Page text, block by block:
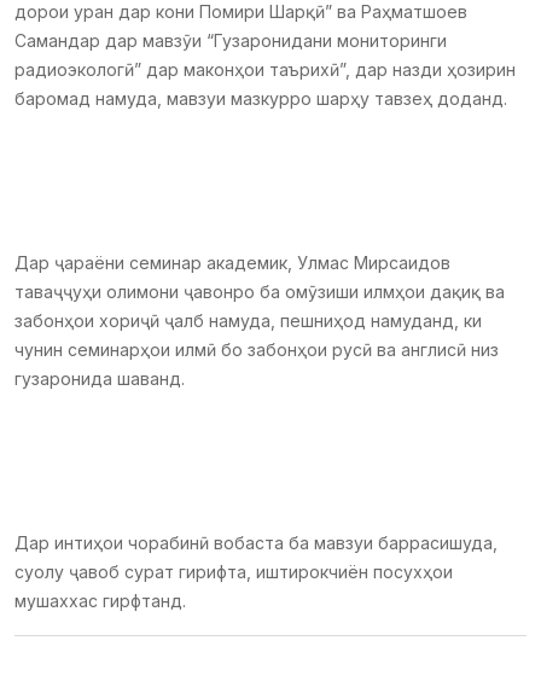
дорои уран дар кони Помири Шарқӣ” ва Раҳматшоев
Самандар дар мавзӯи “Гузаронидани мониторинги
радиоэкологӣ” дар маконҳои таърихӣ”, дар назди ҳозирин
баромад намуда, мавзуи мазкурро шарҳу тавзеҳ доданд.
Дар ҷараёни семинар академик, Улмас Мирсаидов
таваҷҷуҳи олимони ҷавонро ба омӯзиши илмҳои дақиқ ва
забонҳои хориҷӣ ҷалб намуда, пешниҳод намуданд, ки
чунин семинарҳои илмӣ бо забонҳои русӣ ва англисӣ низ
гузаронида шаванд.
Дар интиҳои чорабинӣ вобаста ба мавзуи баррасишуда,
суолу ҷавоб сурат гирифта, иштирокчиён посухҳои
мушаххас гирфтанд.